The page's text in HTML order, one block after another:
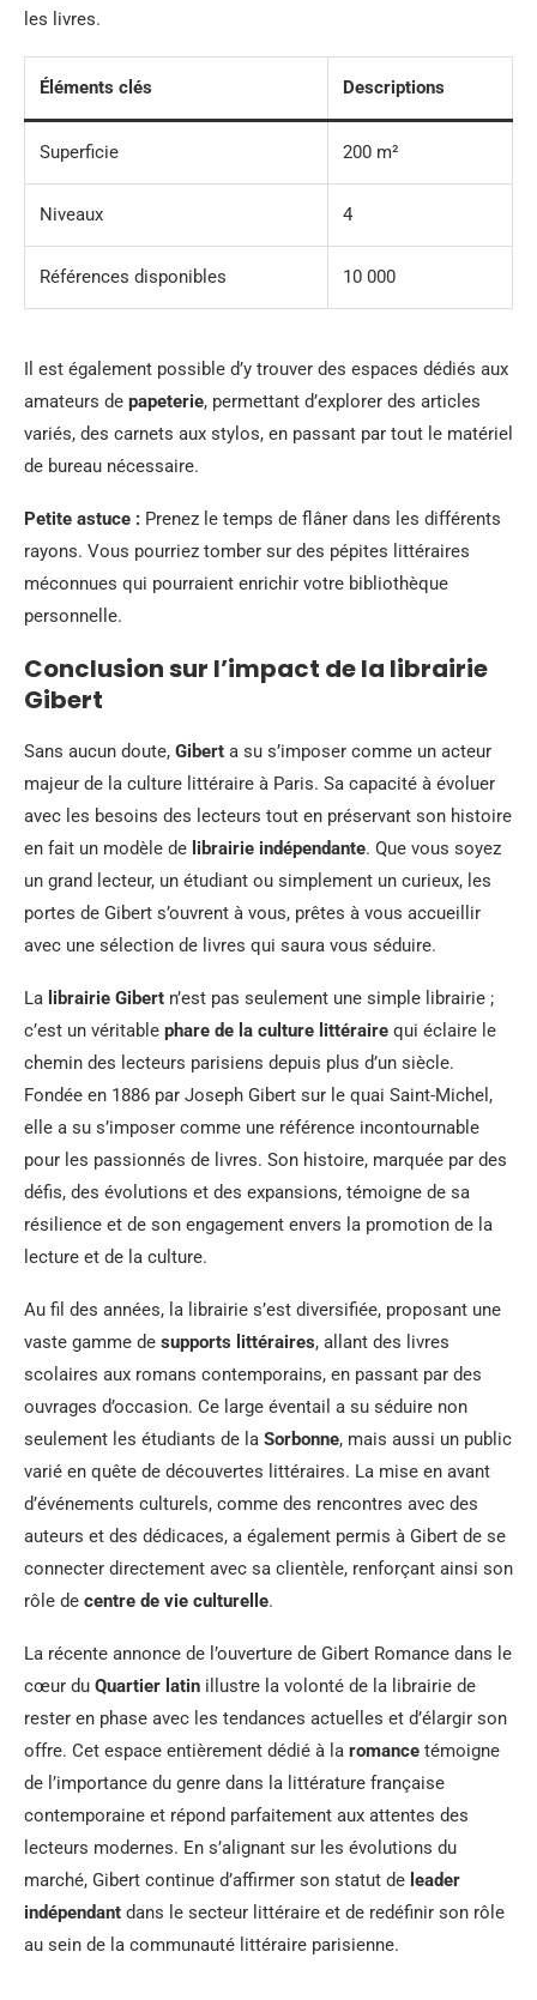
les livres.
Éléments clés Descriptions
Superficie 200 m²
Niveaux 4
Références disponibles 10 000
Il est également possible d’y trouver des espaces dédiés aux
amateurs de papeterie, permettant d’explorer des articles
variés, des carnets aux stylos, en passant par tout le matériel
de bureau nécessaire.
Petite astuce : Prenez le temps de flâner dans les différents
rayons. Vous pourriez tomber sur des pépites littéraires
méconnues qui pourraient enrichir votre bibliothèque
personnelle.
Conclusion sur l’impact de la librairie
Gibert
Sans aucun doute, Gibert a su s’imposer comme un acteur
majeur de la culture littéraire à Paris. Sa capacité à évoluer
avec les besoins des lecteurs tout en préservant son histoire
en fait un modèle de librairie indépendante. Que vous soyez
un grand lecteur, un étudiant ou simplement un curieux, les
portes de Gibert s’ouvrent à vous, prêtes à vous accueillir
avec une sélection de livres qui saura vous séduire.
La librairie Gibert n’est pas seulement une simple librairie ;
c’est un véritable phare de la culture littéraire qui éclaire le
chemin des lecteurs parisiens depuis plus d’un siècle.
Fondée en 1886 par Joseph Gibert sur le quai Saint-Michel,
elle a su s’imposer comme une référence incontournable
pour les passionnés de livres. Son histoire, marquée par des
défis, des évolutions et des expansions, témoigne de sa
résilience et de son engagement envers la promotion de la
lecture et de la culture.
Au fil des années, la librairie s’est diversifiée, proposant une
vaste gamme de supports littéraires, allant des livres
scolaires aux romans contemporains, en passant par des
ouvrages d’occasion. Ce large éventail a su séduire non
seulement les étudiants de la Sorbonne, mais aussi un public
varié en quête de découvertes littéraires. La mise en avant
d’événements culturels, comme des rencontres avec des
auteurs et des dédicaces, a également permis à Gibert de se
connecter directement avec sa clientèle, renforçant ainsi son
rôle de centre de vie culturelle.
La récente annonce de l’ouverture de Gibert Romance dans le
cœur du Quartier latin illustre la volonté de la librairie de
rester en phase avec les tendances actuelles et d’élargir son
offre. Cet espace entièrement dédié à la romance témoigne
de l’importance du genre dans la littérature française
contemporaine et répond parfaitement aux attentes des
lecteurs modernes. En s’alignant sur les évolutions du
marché, Gibert continue d’affirmer son statut de leader
indépendant dans le secteur littéraire et de redéfinir son rôle
au sein de la communauté littéraire parisienne.